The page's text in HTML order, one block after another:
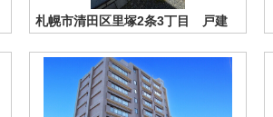
札幌市清田区里塚2条3丁目 戸建